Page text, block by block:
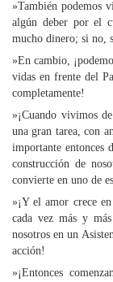
»También podemos
algún deber por el
mucho dinero; si no,
»En cambio,
vidas en frente del
completamente!
»¡Cuando vivimos
una gran tarea, con
importante entonces
construcción de
convierte en uno de
»¡Y el amor crece
cada vez más y
nosotros en un
acción!
»¡Entonces